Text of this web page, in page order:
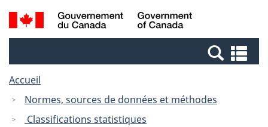
Passer
au
Passer
à
Canada
Recherche
et
et
Accueil
Normes, sources de données et méthodes
Classifications statistiques